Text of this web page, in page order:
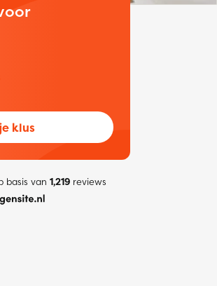
klus
basis van 1,219reviews